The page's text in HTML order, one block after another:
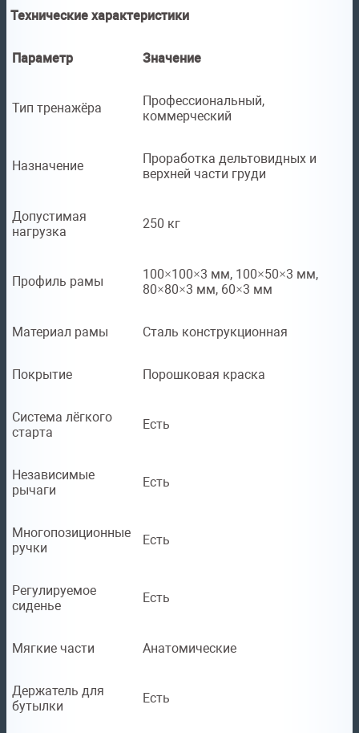
Технические характеристики
Параметр Значение
Тип тренажёра
Профессиональный,
коммерческий
Назначение
Проработка дельтовидных и
верхней части груди
Допустимая
нагрузка
250 кг
Профиль рамы
100×100×3 мм, 100×50×3 мм,
80×80×3 мм, 60×3 мм
Материал рамы Сталь конструкционная
Покрытие Порошковая краска
Система лёгкого
старта
Есть
Независимые
рычаги
Есть
Многопозиционные
ручки
Есть
Регулируемое
сиденье
Есть
Мягкие части Анатомические
Держатель для
бутылки
Есть